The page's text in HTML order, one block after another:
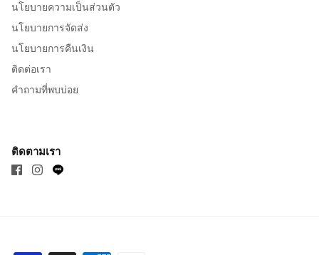
นโยบายความเป็นส่วนตัว
นโยบายการจัดส่ง
นโยบายการคืนเงิน
ติดต่อเรา
คำถามที่พบบ่อย
ติดตามเรา